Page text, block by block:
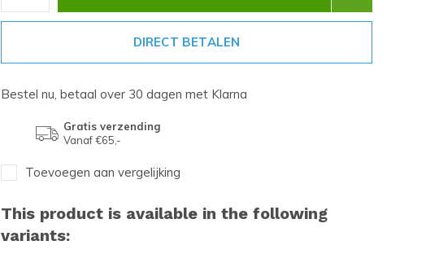
DIRECT BETALEN
Bestel nu, betaal over 30 dagen met Klarna
Gratis verzending
Vanaf €65,-
Toevoegen aan vergelijking
This product is available in the following
variants: